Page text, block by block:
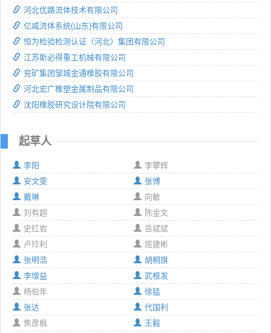
河北优路流体技术有限公司
亿威流体系统(山东)有限公司
恒为检验检测认证（河北）集团有限公司
江苏斯必得重工机械有限公司
兖矿集团邹城金通橡胶有限公司
河北宏广橡塑金属制品有限公司
沈阳橡胶研究设计院有限公司
起草人
李阳
李攀辉
安文雯
张博
戴琳
向敏
刘有超
陈金文
史红岩
岳斌斌
卢玲利
屈建彬
张明浩
胡桐旗
李增益
武根发
杨伯年
徐猛
张达
代国利
焦彦枫
王毅